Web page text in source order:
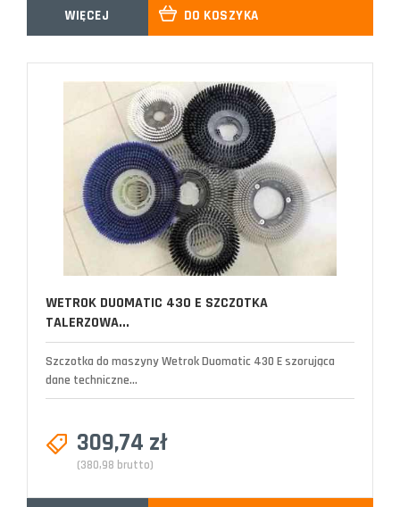
WIĘCEJ DO KOSZYKA
WETROK DUOMATIC 430 E SZCZOTKA
TALERZOWA...
Szczotka do maszyny Wetrok Duomatic 430 E szorująca
dane techniczne...
309,74 zł
(380,98 brutto)